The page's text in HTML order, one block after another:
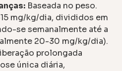
Baseada no peso.
mg/kg/dia, divididos em
se semanalmente até a
20-30 mg/kg/dia).
prolongada
única diária,